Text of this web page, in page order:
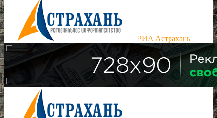
РИА Астрахань